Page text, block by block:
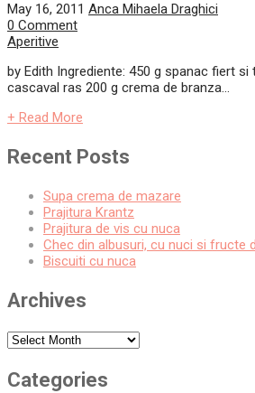
May 16, 2011 Anca Mihaela Draghici
0 Comment
Aperitive
by Edith Ingrediente: 450 g spanac fiert
cascaval ras 200 g crema de branza...
+ Read More
Recent Posts
Supa crema de mazare
Prajitura Krantz
Prajitura de vis cu nuca
Chec din albusuri, cu nuci si fructe
Biscuiti cu nuca
Archives
Archives
Categories